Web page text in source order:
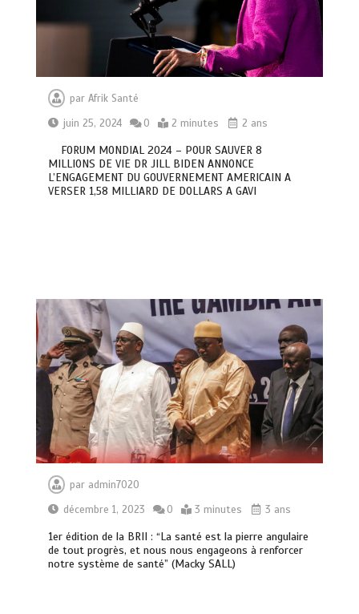
parAfrik Santé
juin 25, 2024
0 2 minutes 2 ans
FORUM MONDIAL 2024 – POUR SAUVER 8
MILLIONS DE VIE DR JILL BIDEN ANNONCE
L’ENGAGEMENT DU GOUVERNEMENT AMERICAIN A
VERSER 1,58 MILLIARD DE DOLLARS A GAVI
par admin7020
décembre 1, 2023
0 3 minutes 3 ans
1er édition de la BRII : “La santé est la pierre angulaire
de tout progrès, et nous nous engageons à renforcer
notre système de santé” (Macky SALL)